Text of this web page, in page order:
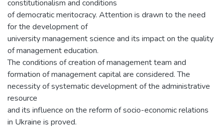
constitutionalism and conditions
of democratic meritocracy. Attention is drawn to the need
for the development of
university management science and its impact on the quality
of management education.
The conditions of creation of management team and
formation of management capital are considered. The
necessity of systematic development of the administrative
resource
and its influence on the reform of socio-economic relations
in Ukraine is proved.